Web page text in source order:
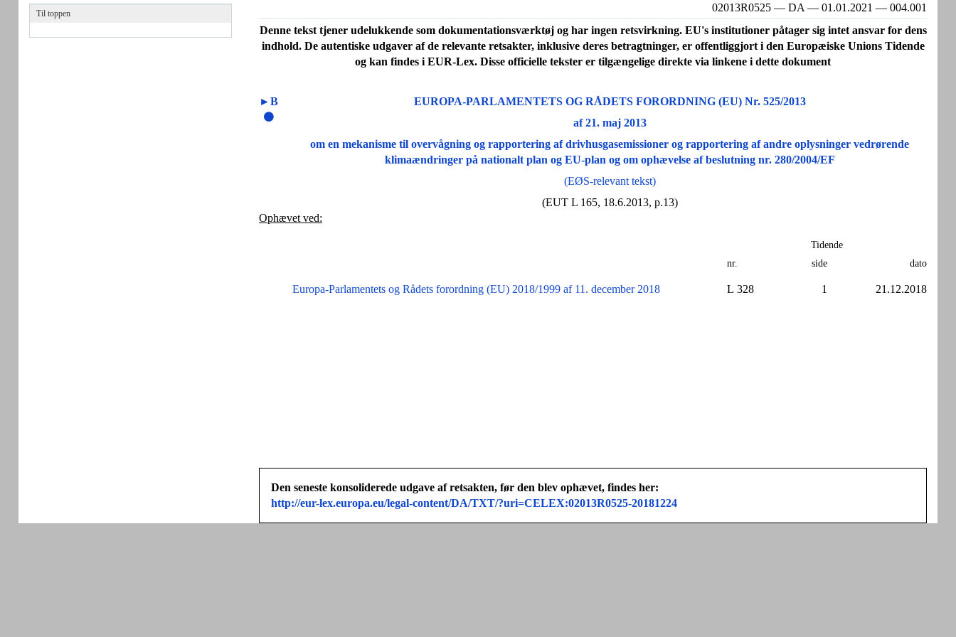
Til toppen
02013R0525 — DA — 01.01.2021 — 004.001
Denne tekst tjener udelukkende som dokumentationsværktøj og har ingen retsvirkning. EU's institutioner påtager sig intet ansvar for dens
indhold. De autentiske udgaver af de relevante retsakter, inklusive deres betragtninger, er offentliggjort i den Europæiske Unions Tidende
og kan findes i EUR-Lex. Disse officielle tekster er tilgængelige direkte via linkene i dette dokument
►B
EUROPA-PARLAMENTETS OG RÅDETS FORORDNING (EU) Nr. 525/2013
af 21. maj 2013
om en mekanisme til overvågning og rapportering af drivhusgasemissioner og rapportering af andre oplysninger vedrørende
klimaændringer på nationalt plan og EU-plan og om ophævelse af beslutning nr. 280/2004/EF
(EØS-relevant tekst)
(EUT L 165, 18.6.2013, p.13)
Ophævet ved:
Tidende
nr.
side dato
Europa-Parlamentets og Rådets forordning (EU) 2018/1999 af 11. december 2018 L 328 1 21.12.2018
Den seneste konsoliderede udgave af retsakten, før den blev ophævet, findes her:
http://eur-lex.europa.eu/legal-content/DA/TXT/?uri=CELEX:02013R0525-20181224